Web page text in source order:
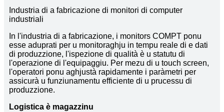
Industria di a fabricazione di monitori di computer
industriali
In l'industria di a fabricazione, i monitors COMPT ponu
esse aduprati per u monitoraghju in tempu reale di e dati
di produzzione, l'ispezione di qualità è u statutu di
l'operazione di l'equipaggiu. Per mezu di u touch screen,
l'operatori ponu aghjustà rapidamente i paràmetri per
assicurà u funziunamentu efficiente di u prucessu di
produzzione.
Logistica è magazzinu